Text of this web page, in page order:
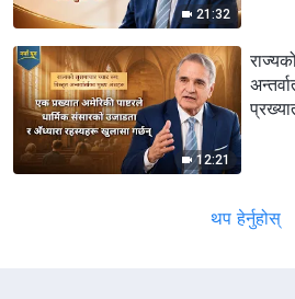
21:32
12:21
थप हेर्नुहोस्